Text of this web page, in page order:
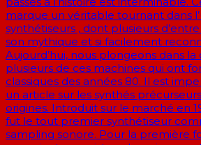
marque un véritable tournant dans
synthétiseurs , dont plusieurs
son mythique et si facilement
Aujourd’hui, nous plongeons dans
plusieurs de ces machines qui ont
classiques des années 80. Il est
un article sur les synthés
origines. Introduit sur le marché en
fut le tout premier synthétiseur
sampling sonore. Pour la première